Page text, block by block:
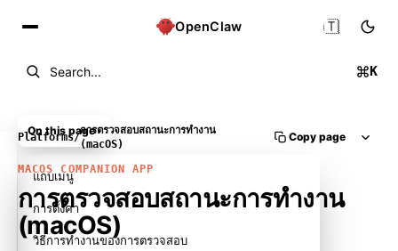
OpenClaw
Search... K
🇹🇭
Platforms/
การตรวจสอบสถานะการทำงาน
(macOS)
Copy page
MACOS COMPANION APP
การตรวจสอบสถานะการทำงาน
(macOS)
On this page
แถบเมนู
การตั้งค่า
วิธีการทำงานของการตรวจสอบ